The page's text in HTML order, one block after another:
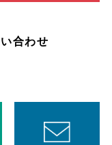
合わせ